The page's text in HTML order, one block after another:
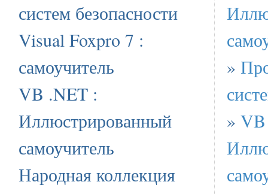
систем безопасности
Visual Foxpro 7 :
самоучитель
VB .NET :
Иллюстрированный
самоучитель
Народная коллекция
»
»